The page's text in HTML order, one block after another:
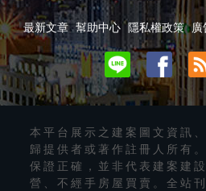
最新文章 幫助中心 隱私權政策 廣
本平台展示之建案圖文資訊
歸提供者或著作註冊人所有
保證正確，並非代表建案建
營、不經手房屋買賣。全站